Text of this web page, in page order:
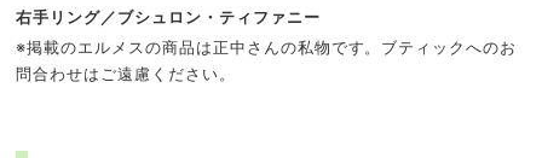
右手リング／ブシュロン・ティファニー
※掲載のエルメスの商品は正中さんの私物です。ブティックへのお
問合わせはご遠慮ください。